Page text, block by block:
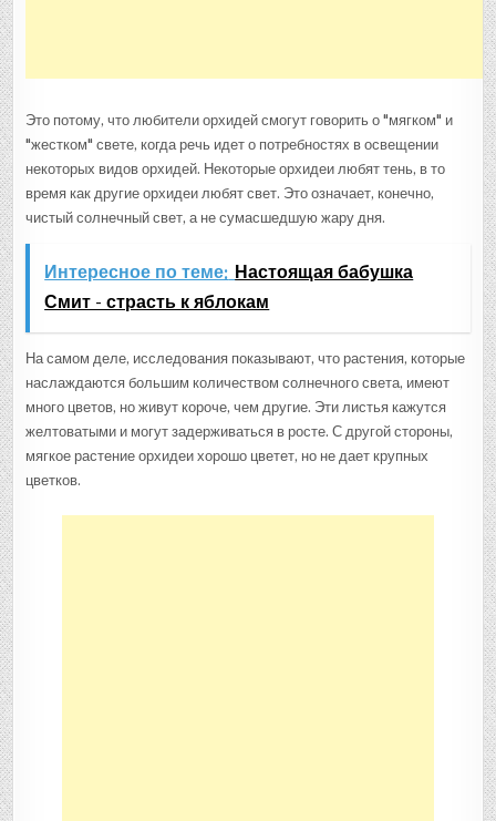
Это потому, что любители орхидей смогут говорить о "мягком" и
"жестком" свете, когда речь идет о потребностях в освещении
некоторых видов орхидей. Некоторые орхидеи любят тень, в то
время как другие орхидеи любят свет. Это означает, конечно,
чистый солнечный свет, а не сумасшедшую жару дня.
Интересное по теме: Настоящая бабушка
Смит - страсть к яблокам
На самом деле, исследования показывают, что растения, которые
наслаждаются большим количеством солнечного света, имеют
много цветов, но живут короче, чем другие. Эти листья кажутся
желтоватыми и могут задерживаться в росте. С другой стороны,
мягкое растение орхидеи хорошо цветет, но не дает крупных
цветков.